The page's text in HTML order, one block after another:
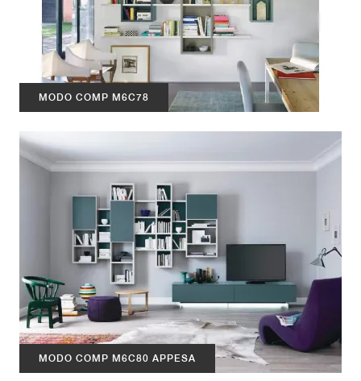
MODO COMP M6C78
MODO COMP M6C80 APPESA